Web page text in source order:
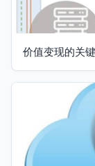
价值变现的关